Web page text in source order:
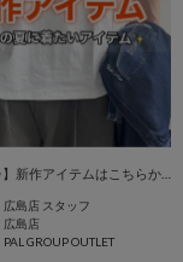
【🌻CPCM🌻】新作アイテムはこちらから！👀
広島店 スタッフ
広島店
PAL GROUP OUTLET